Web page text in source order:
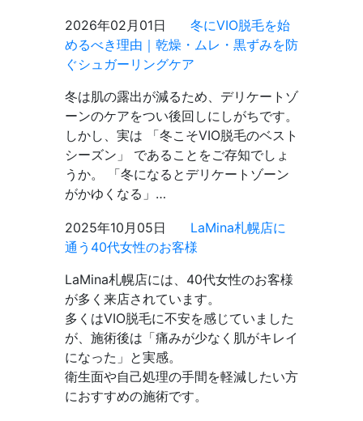
2026年02月01日
冬にVIO脱毛を始
めるべき理由｜乾燥・ムレ・黒ずみを防
ぐシュガーリングケア
冬は肌の露出が減るため、デリケートゾ
ーンのケアをつい後回しにしがちです。
しかし、実は 「冬こそVIO脱毛のベスト
シーズン」 であることをご存知でしょ
うか。 「冬になるとデリケートゾーン
がかゆくなる」…
2025年10月05日
LaMina札幌店に
通う40代女性のお客様
LaMina札幌店には、40代女性のお客様
が多く来店されています。
多くはVIO脱毛に不安を感じていました
が、施術後は「痛みが少なく肌がキレイ
になった」と実感。
衛生面や自己処理の手間を軽減したい方
におすすめの施術です。